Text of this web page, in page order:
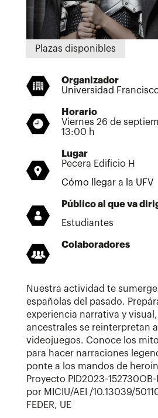
Plazas disponibles
Organizador
Universidad
Horario
Viernes 26 de
13:00 h
Lugar
Pecera Edificio H
Cómo llegar a la UFV
Público al que va
Estudiantes
Colaboradores
Nuestra actividad te
españolas del pasado.
experiencia narrativa y
ancestrales se reinterpretan
videojuegos. Conoce los
para hacer narraciones
ponte a los mandos de
Proyecto PID2023-
por MICIU/AEI /10.13039/
FEDER, UE